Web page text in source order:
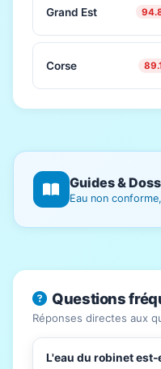
Grand Est
Corse
Guides &
Eau non
Questions
Réponses directes aux
L'eau du robinet est-